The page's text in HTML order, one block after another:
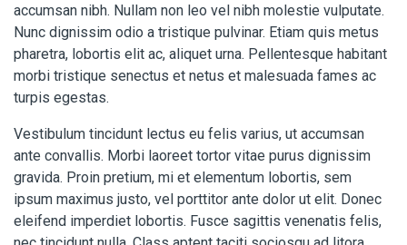
accumsan nibh. Nullam non leo vel nibh molestie vulputate.
Nunc dignissim odio a tristique pulvinar. Etiam quis metus
pharetra, lobortis elit ac, aliquet urna. Pellentesque habitant
morbi tristique senectus et netus et malesuada fames ac
turpis egestas.
Vestibulum tincidunt lectus eu felis varius, ut accumsan
ante convallis. Morbi laoreet tortor vitae purus dignissim
gravida. Proin pretium, mi et elementum lobortis, sem
ipsum maximus justo, vel porttitor ante dolor ut elit. Donec
eleifend imperdiet lobortis. Fusce sagittis venenatis felis,